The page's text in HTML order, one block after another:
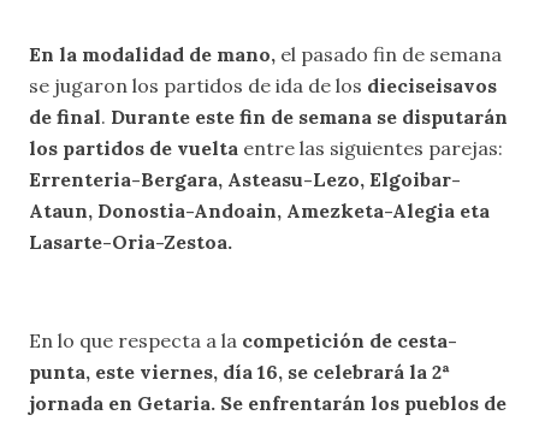
En la modalidad de mano, el pasado fin de semana
se jugaron los partidos de ida de los dieciseisavos
de final. Durante este fin de semana se disputarán
los partidos de vuelta entre las siguientes parejas:
Errenteria-Bergara, Asteasu-Lezo, Elgoibar-
Ataun, Donostia-Andoain, Amezketa-Alegia eta
Lasarte-Oria-Zestoa.
En lo que respecta a la competición de cesta-
punta, este viernes, día 16, se celebrará la 2ª
jornada en Getaria. Se enfrentarán los pueblos de